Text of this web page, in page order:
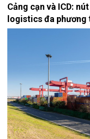
Cảng cạn và ICD:
logistics đa phương